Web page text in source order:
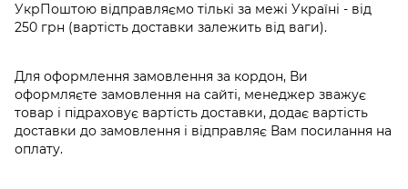
УкрПоштою відправляємо тількі за межі Україні - від
250 грн (вартість доставки залежить від ваги).
Для оформлення замовлення за кордон, Ви
оформляєте замовлення на сайті, менеджер зважує
товар і підраховує вартість доставки, додає вартість
доставки до замовлення і відправляє Вам посилання на
оплату.